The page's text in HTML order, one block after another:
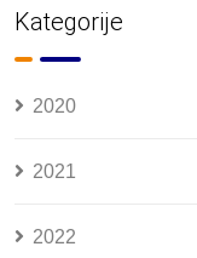
Kategorije
2020
2021
2022